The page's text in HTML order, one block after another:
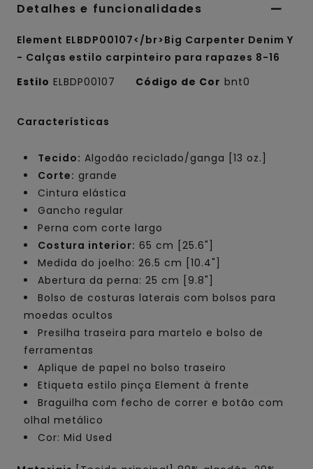
Detalhes e funcionalidades
Element ELBDP00107</br>Big Carpenter Denim Y
- Calças estilo carpinteiro para rapazes 8-16
Estilo ELBDP00107 Código de Cor bnt0
Características
Tecido: Algodão reciclado/ganga [13 oz.]
Corte: grande
Cintura elástica
Gancho regular
Perna com corte largo
Costura interior: 65 cm [25.6"]
Medida do joelho: 26.5 cm [10.4"]
Abertura da perna: 25 cm [9.8"]
Bolso de costuras laterais com bolsos para
moedas ocultos
Presilha traseira para martelo e bolso de
ferramentas
Aplique de papel no bolso traseiro
Etiqueta estilo pinça Element à frente
Braguilha com fecho de correr e botão com
olhal metálico
Cor: Mid Used